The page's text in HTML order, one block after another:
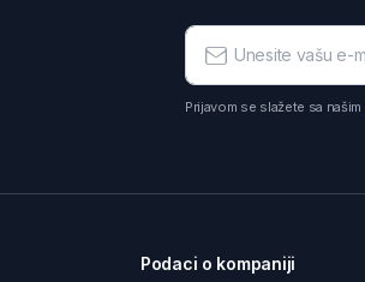
Prijavom se slažete sa našim
Podaci o kompaniji